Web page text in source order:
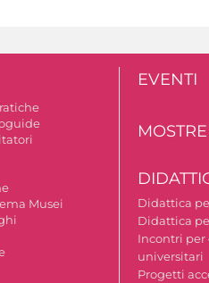
Musei
EVENTI
MOSTRE
Didattica
Didattica
Incontri per
universitari
Progetti